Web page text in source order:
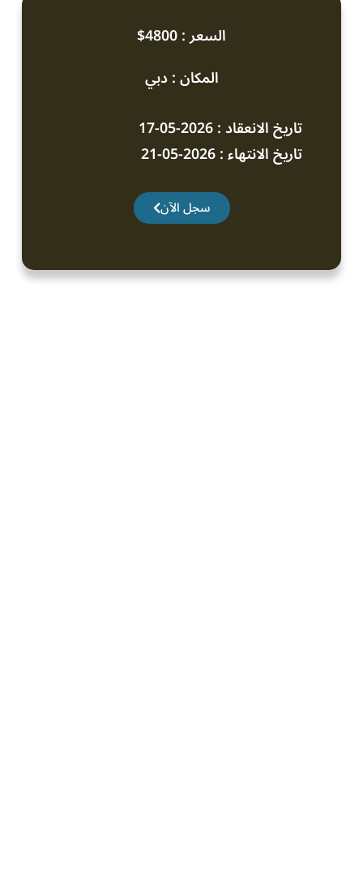
السعر : 4800$
المكان : دبي
تاريخ الانعقاد : 2026-05-17
تاريخ الانتهاء : 2026-05-21
سجل الآن